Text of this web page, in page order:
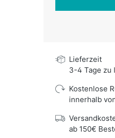
Lieferzeit
3-4 Tage zu
Kostenlose
innerhalb
ab 150€